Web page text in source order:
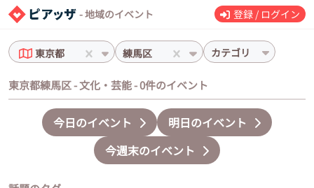
- 地域のイベント 登録 / ログイン
東京都 練馬区 カテゴリ
東京都練馬区 - 文化・芸能 - 0件のイベント
今日のイベント
明日のイベント
今週末のイベント